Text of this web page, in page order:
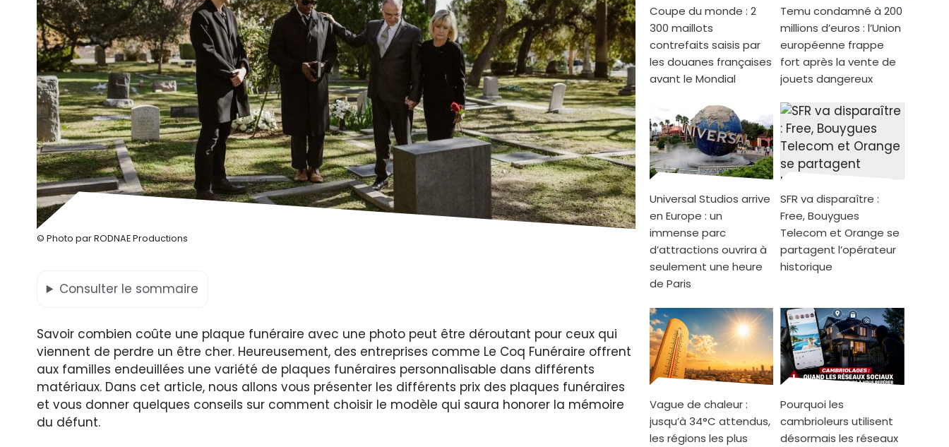
© Photo par RODNAE Productions
Consulter le sommaire
Savoir combien coûte une plaque funéraire avec une photo peut être déroutant pour ceux qui
viennent de perdre un être cher. Heureusement, des entreprises comme Le Coq Funéraire offrent
aux familles endeuillées une variété de plaques funéraires personnalisable dans différents
matériaux. Dans cet article, nous allons vous présenter les différents prix des plaques funéraires
et vous donner quelques conseils sur comment choisir le modèle qui saura honorer la mémoire
du défunt.
Coupe du monde : 2
300 maillots
contrefaits saisis par
les douanes françaises
avant le Mondial
Temu condamné à 200
millions d’euros : l’Union
européenne frappe
fort après la vente de
jouets dangereux
Universal Studios arrive
en Europe : un
immense parc
d’attractions ouvrira à
seulement une heure
de Paris
SFR va disparaître :
Free, Bouygues
Telecom et Orange se
partagent l’opérateur
historique
Vague de chaleur :
jusqu’à 34°C attendus,
les régions les plus
Pourquoi les
cambrioleurs utilisent
désormais les réseaux